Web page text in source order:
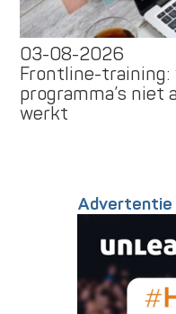
03-08-2026
Frontline-training:
programma’s niet
werkt
Advertentie